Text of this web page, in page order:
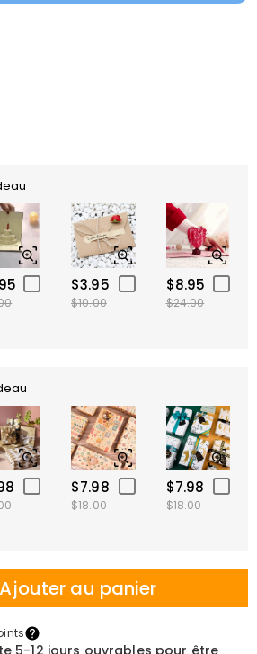
$3.95
$10.00
$8.95
$24.00
$7.98
$18.00
$7.98
$18.00
Ajouter au panier
5-12 jours ouvrables pour être